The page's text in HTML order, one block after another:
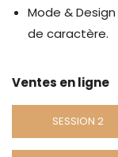
Mode &
de caractère.
Ventes en ligne
SESSION 2